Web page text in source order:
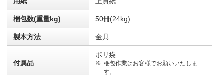
梱包数(重量kg) 50冊(24kg)
製本方法 金具
付属品
ポリ袋
梱包作業はお客様でお願いいたしま
す。